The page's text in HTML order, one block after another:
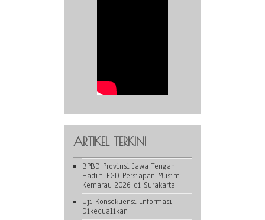
ARTIKEL TERKINI
BPBD Provinsi Jawa Tengah
Hadiri FGD Persiapan Musim
Kemarau 2026 di Surakarta
Uji Konsekuensi Informasi
Dikecualikan